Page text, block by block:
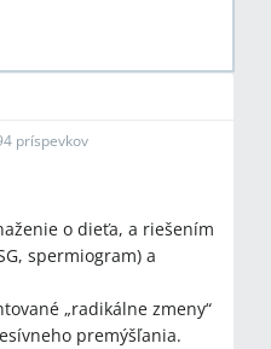
príspevkov
o dieťa, a riešením
spermiogram) a
„radikálne zmeny“
premýšľania.